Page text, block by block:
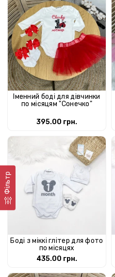
Фільтр
Іменний боді для дівчинки
по місяцям "Сонечко"
395.00 грн.
Боді з міккі глітер для фото
по місяцях
435.00 грн.